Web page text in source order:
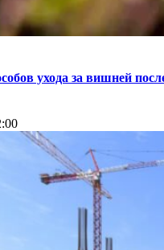
ухода за вишней